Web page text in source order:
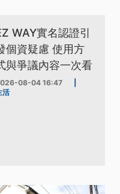
WAY實名認證引
個資疑慮 使用方
與爭議內容一次看
08-04 16:47
活